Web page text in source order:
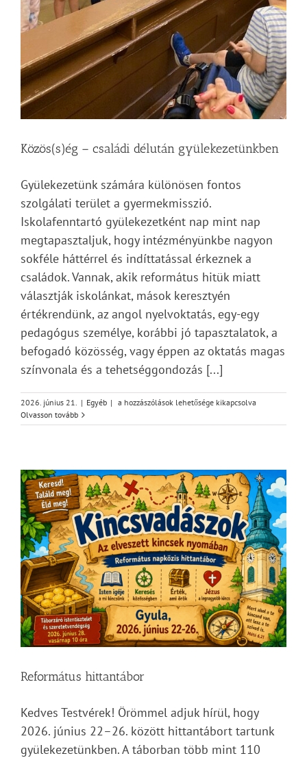
Közös(s)ég – családi délután gyülekezetünkben
Gyülekezetünk számára különösen fontos
szolgálati terület a gyermekmisszió.
Iskolafenntartó gyülekezetként nap mint nap
megtapasztaljuk, hogy intézményünkbe nagyon
sokféle háttérrel és indíttatással érkeznek a
családok. Vannak, akik református hitük miatt
választják iskolánkat, mások keresztyén
értékrendünk, az angol nyelvoktatás, egy-egy
pedagógus személye, korábbi jó tapasztalatok, a
befogadó közösség, vagy éppen az oktatás magas
színvonala és a tehetséggondozás [...]
2026. június 21. | Egyéb | Közös(s)ég
családi
a hozzászólások lehetősége kikapcsolva
Olvasson tovább
Református hittantábor
Kedves Testvérek! Örömmel adjuk hírül, hogy
2026. június 22–26. között hittantábort tartunk
gyülekezetünkben. A táborban több mint 110